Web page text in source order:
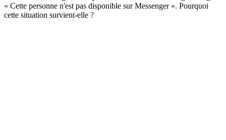
« Cette personne n'est pas disponible sur Messenger ». Pourquoi
cette situation survient-elle ?